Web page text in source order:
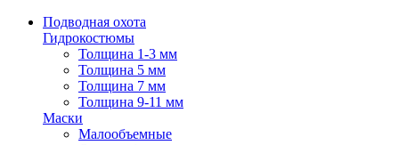
Подводная охота
Гидрокостюмы
Толщина 1-3 мм
Толщина 5 мм
Толщина 7 мм
Толщина 9-11 мм
Маски
Малообъемные